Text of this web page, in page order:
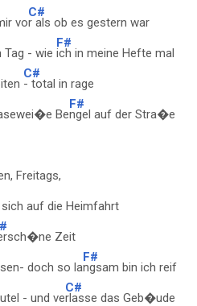
vo
C#
r als ob es gestern war
Tag - wie
F#
ich in meine Hefte mal
C#
- total in rage
Be
F#
ngel auf der Stra�e
Freitags,
auf die Heimfahrt
Zeit
doch so la
F#
ngsam bin ich reif
- und ve
C#
rlasse das Geb�ude